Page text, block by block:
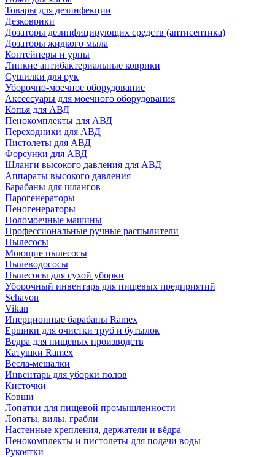
Товары для дезинфекции
Дезковрики
Дозаторы дезинфицирующих средств (антисептика)
Дозаторы жидкого мыла
Контейнеры и урны
Липкие антибактериальные коврики
Сушилки для рук
Уборочно-моечное оборудование
Аксессуары для моечного оборудования
Копья для АВД
Пенокомплекты для АВД
Переходники для АВД
Пистолеты для АВД
Форсунки для АВД
Шланги высокого давления для АВД
Аппараты высокого давления
Барабаны для шлангов
Парогенераторы
Пеногенераторы
Поломоечные машины
Профессиональные ручные распылители
Пылесосы
Моющие пылесосы
Пылеводососы
Пылесосы для сухой уборки
Уборочный инвентарь для пищевых предприятий
Schavon
Vikan
Инерционные барабаны Ramex
Ершики для очистки труб и бутылок
Ведра для пищевых производств
Катушки Ramex
Весла-мешалки
Инвентарь для уборки полов
Кисточки
Ковши
Лопатки для пищевой промышленности
Лопаты, вилы, грабли
Настенные крепления, держатели и вёдра
Пенокомплекты и пистолеты для подачи воды
Рукоятки